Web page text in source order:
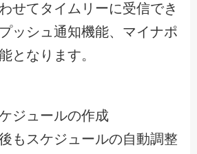
せてタイムリーに受信でき
ッシュ通知機能、マイナポ
となります。
ジュールの作成
もスケジュールの自動調整